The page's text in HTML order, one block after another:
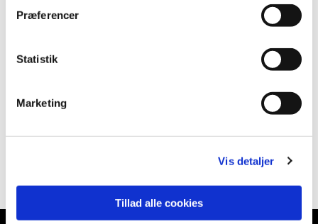
Præferencer
Statistik
Marketing
Vis detaljer
Tillad alle cookies